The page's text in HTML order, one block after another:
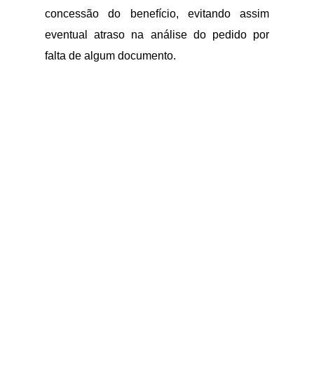
concessão do benefício, evitando assim
eventual atraso na análise do pedido por
falta de algum documento.